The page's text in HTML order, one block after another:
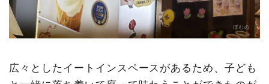
広々としたイートインスペースがあるため、子ども